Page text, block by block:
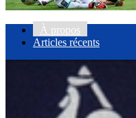
À propos
Articles récents